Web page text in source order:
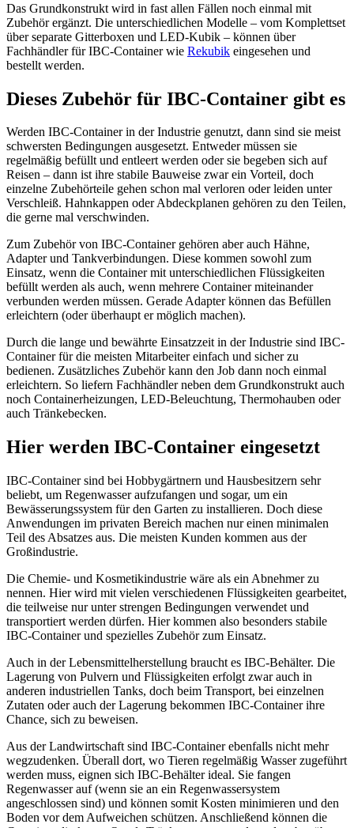
Das Grundkonstrukt wird in fast allen Fällen noch einmal mit
Zubehör ergänzt. Die unterschiedlichen Modelle – vom Komplettset
über separate Gitterboxen und LED-Kubik – können über
Fachhändler für IBC-Container wie Rekubik eingesehen und
bestellt werden.
Dieses Zubehör für IBC-Container gibt es
Werden IBC-Container in der Industrie genutzt, dann sind sie meist
schwersten Bedingungen ausgesetzt. Entweder müssen sie
regelmäßig befüllt und entleert werden oder sie begeben sich auf
Reisen – dann ist ihre stabile Bauweise zwar ein Vorteil, doch
einzelne Zubehörteile gehen schon mal verloren oder leiden unter
Verschleiß. Hahnkappen oder Abdeckplanen gehören zu den Teilen,
die gerne mal verschwinden.
Zum Zubehör von IBC-Container gehören aber auch Hähne,
Adapter und Tankverbindungen. Diese kommen sowohl zum
Einsatz, wenn die Container mit unterschiedlichen Flüssigkeiten
befüllt werden als auch, wenn mehrere Container miteinander
verbunden werden müssen. Gerade Adapter können das Befüllen
erleichtern (oder überhaupt er möglich machen).
Durch die lange und bewährte Einsatzzeit in der Industrie sind IBC-
Container für die meisten Mitarbeiter einfach und sicher zu
bedienen. Zusätzliches Zubehör kann den Job dann noch einmal
erleichtern. So liefern Fachhändler neben dem Grundkonstrukt auch
noch Containerheizungen, LED-Beleuchtung, Thermohauben oder
auch Tränkebecken.
Hier werden IBC-Container eingesetzt
IBC-Container sind bei Hobbygärtnern und Hausbesitzern sehr
beliebt, um Regenwasser aufzufangen und sogar, um ein
Bewässerungssystem für den Garten zu installieren. Doch diese
Anwendungen im privaten Bereich machen nur einen minimalen
Teil des Absatzes aus. Die meisten Kunden kommen aus der
Großindustrie.
Die Chemie- und Kosmetikindustrie wäre als ein Abnehmer zu
nennen. Hier wird mit vielen verschiedenen Flüssigkeiten gearbeitet,
die teilweise nur unter strengen Bedingungen verwendet und
transportiert werden dürfen. Hier kommen also besonders stabile
IBC-Container und spezielles Zubehör zum Einsatz.
Auch in der Lebensmittelherstellung braucht es IBC-Behälter. Die
Lagerung von Pulvern und Flüssigkeiten erfolgt zwar auch in
anderen industriellen Tanks, doch beim Transport, bei einzelnen
Zutaten oder auch der Lagerung bekommen IBC-Container ihre
Chance, sich zu beweisen.
Aus der Landwirtschaft sind IBC-Container ebenfalls nicht mehr
wegzudenken. Überall dort, wo Tieren regelmäßig Wasser zugeführt
werden muss, eignen sich IBC-Behälter ideal. Sie fangen
Regenwasser auf (wenn sie an ein Regenwassersystem
angeschlossen sind) und können somit Kosten minimieren und den
Boden vor dem Aufweichen schützen. Anschließend können die